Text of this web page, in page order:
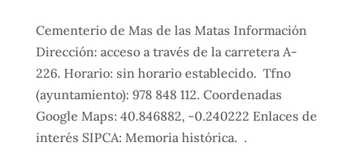
Cementerio de Mas de las Matas Información
Dirección: acceso a través de la carretera A-
226. Horario: sin horario establecido. Tfno
(ayuntamiento): 978 848 112. Coordenadas
Google Maps: 40.846882, -0.240222 Enlaces de
interés SIPCA: Memoria histórica. .